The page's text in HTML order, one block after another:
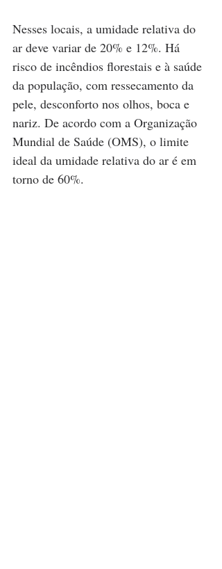
Nesses locais, a umidade relativa do
ar deve variar de 20% e 12%. Há
risco de incêndios florestais e à saúde
da população, com ressecamento da
pele, desconforto nos olhos, boca e
nariz. De acordo com a Organização
Mundial de Saúde (OMS), o limite
ideal da umidade relativa do ar é em
torno de 60%.